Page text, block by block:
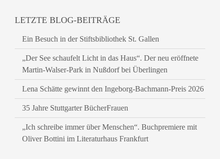
LETZTE BLOG-BEITRÄGE
Ein Besuch in der Stiftsbibliothek St. Gallen
„Der See schaufelt Licht in das Haus“. Der neu eröffnete
Martin-Walser-Park in Nußdorf bei Überlingen
Lena Schätte gewinnt den Ingeborg-Bachmann-Preis 2026
35 Jahre Stuttgarter BücherFrauen
„Ich schreibe immer über Menschen“. Buchpremiere mit
Oliver Bottini im Literaturhaus Frankfurt